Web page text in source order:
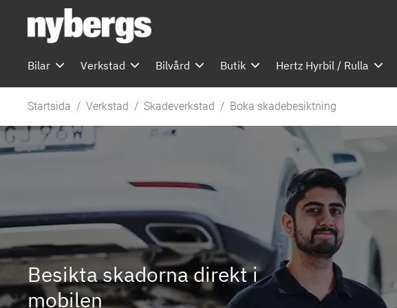
huvudinnehållet
Bilar Verkstad Bilvård Butik Hertz Hyrbil / Rulla
Startsida Verkstad Skadeverkstad Boka skadebesiktning
Besikta skadorna direkt i
mobilen